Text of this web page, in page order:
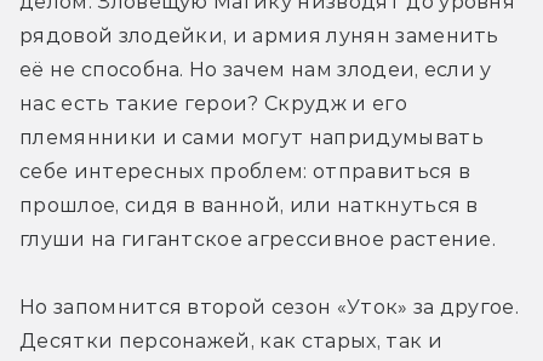
рядовой злодейки, и армия лунян заменить
её не способна. Но зачем нам злодеи, если у
нас есть такие герои? Скрудж и его
племянники и сами могут напридумывать
себе интересных проблем: отправиться в
прошлое, сидя в ванной, или наткнуться в
глуши на гигантское агрессивное растение.
Но запомнится второй сезон «Уток» за другое.
Десятки персонажей, как старых, так и